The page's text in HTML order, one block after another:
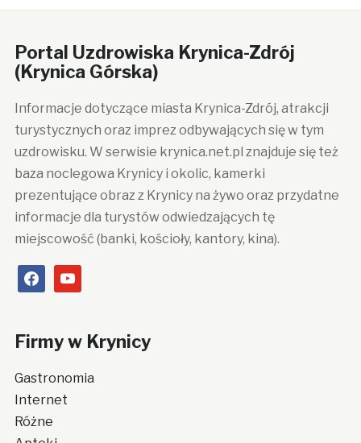
Portal Uzdrowiska Krynica-Zdrój
(Krynica Górska)
Informacje dotyczące miasta Krynica-Zdrój, atrakcji
turystycznych oraz imprez odbywających się w tym
uzdrowisku. W serwisie krynica.net.pl znajduje się też
baza noclegowa Krynicy i okolic, kamerki
prezentujące obraz z Krynicy na żywo oraz przydatne
informacje dla turystów odwiedzających tę
miejscowość (banki, kościoły, kantory, kina).
facebookyoutube
Firmy w Krynicy
Gastronomia
Internet
Różne